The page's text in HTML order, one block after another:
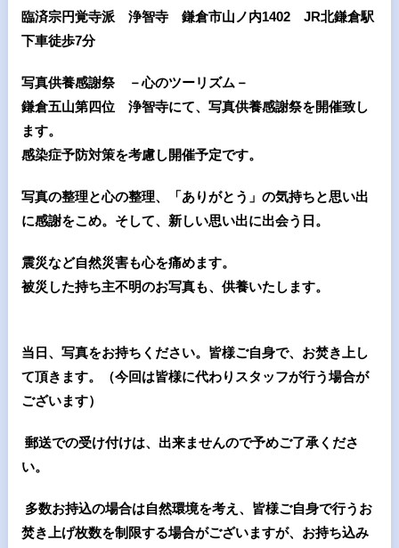
臨済宗円覚寺派 浄智寺 鎌倉市山ノ内1402 JR北鎌倉駅
下車徒歩7分
写真供養感謝祭 －心のツーリズム－
鎌倉五山第四位 浄智寺にて、写真供養感謝祭を開催致し
ます。
感染症予防対策を考慮し開催予定です。
写真の整理と心の整理、「ありがとう」の気持ちと思い出
に感謝をこめ。そして、新しい思い出に出会う日。
震災など自然災害も心を痛めます。
被災した持ち主不明のお写真も、供養いたします。
当日、写真をお持ちください。皆様ご自身で、お焚き上し
て頂きます。
（今回は皆様に代わりスタッフが行う場合が
ございます）
郵送での受け付けは、出来ませんので予めご了承くださ
い。
多数お持込の場合は自然環境を考え、皆様ご自身で行うお
焚き上げ枚数を制限する場合がございますが、お持ち込み